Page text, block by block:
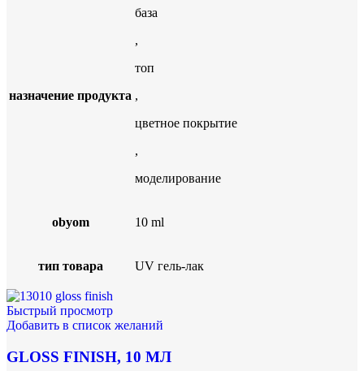
назначение продукта
база
,
топ
,
цветное покрытие
,
моделирование
obyom 10 ml
тип товара UV гель-лак
Быстрый просмотр
Добавить в список желаний
GLOSS FINISH, 10 МЛ